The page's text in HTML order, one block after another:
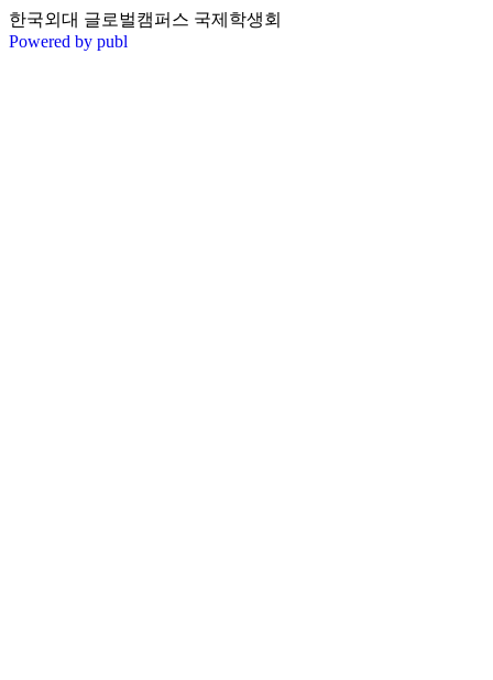
한국외대 글로벌캠퍼스 국제학생회
Powered by publ